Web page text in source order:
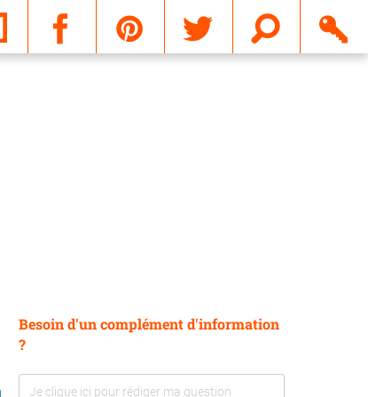
Besoin d'un complément d'information
?